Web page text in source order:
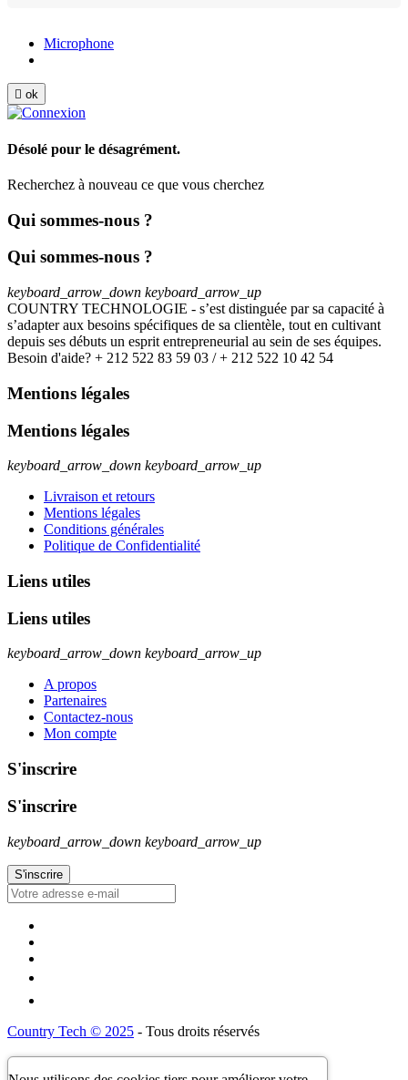
Microphone
 ok
Désolé pour le désagrément.
Recherchez à nouveau ce que vous cherchez
Qui sommes-nous ?
Qui sommes-nous ?
keyboard_arrow_down keyboard_arrow_up
COUNTRY TECHNOLOGIE - s’est distinguée par sa capacité à
s’adapter aux besoins spécifiques de sa clientèle, tout en cultivant
depuis ses débuts un esprit entrepreneurial au sein de ses équipes.
Besoin d'aide? + 212 522 83 59 03 / + 212 522 10 42 54
Mentions légales
Mentions légales
keyboard_arrow_down keyboard_arrow_up
Livraison et retours
Mentions légales
Conditions générales
Politique de Confidentialité
Liens utiles
Liens utiles
keyboard_arrow_down keyboard_arrow_up
A propos
Partenaires
Contactez-nous
Mon compte
S'inscrire
S'inscrire
keyboard_arrow_down keyboard_arrow_up
Country Tech © 2025 - Tous droits réservés